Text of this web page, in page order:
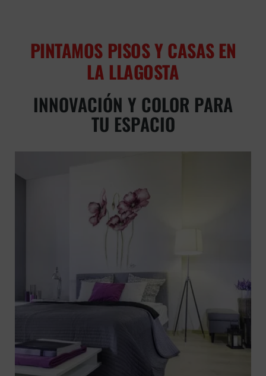
PINTAMOS PISOS Y CASAS EN
LA LLAGOSTA
INNOVACIÓN Y COLOR PARA
TU ESPACIO